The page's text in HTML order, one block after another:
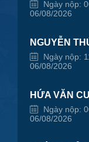
Ngày nộp:
06/08/2026
NGUYỄN
Ngày nộp:
06/08/2026
HỨA VĂN
Ngày nộp:
06/08/2026